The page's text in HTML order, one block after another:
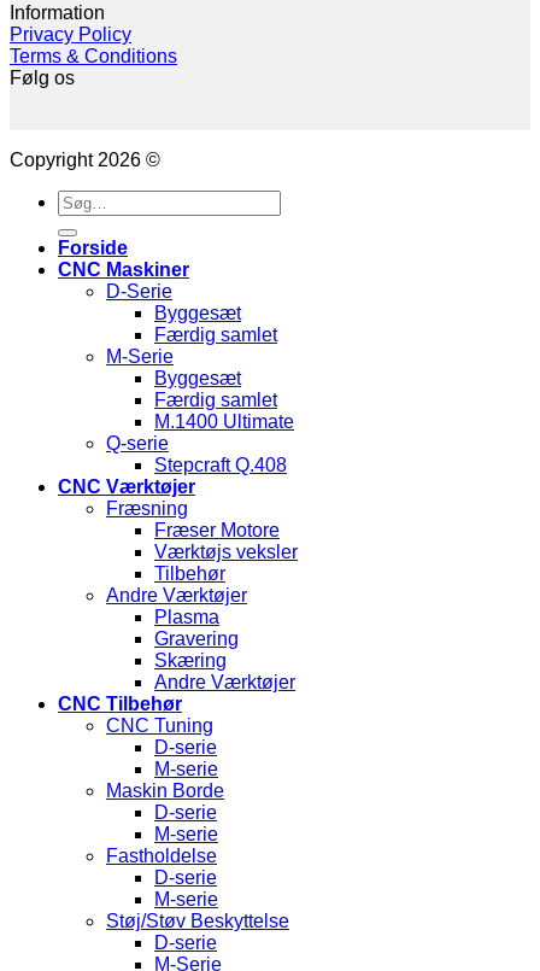
Information
Privacy Policy
Terms & Conditions
Følg os
Copyright 2026 ©
Søg
efter:
Forside
CNC Maskiner
D-Serie
Byggesæt
Færdig samlet
M-Serie
Byggesæt
Færdig samlet
M.1400 Ultimate
Q-serie
Stepcraft Q.408
CNC Værktøjer
Fræsning
Fræser Motore
Værktøjs veksler
Tilbehør
Andre Værktøjer
Plasma
Gravering
Skæring
Andre Værktøjer
CNC Tilbehør
CNC Tuning
D-serie
M-serie
Maskin Borde
D-serie
M-serie
Fastholdelse
D-serie
M-serie
Støj/Støv Beskyttelse
D-serie
M-Serie